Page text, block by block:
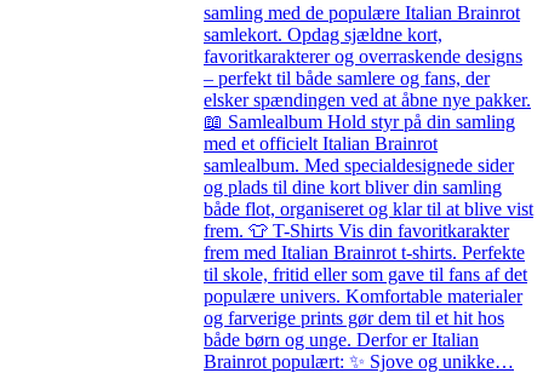
samling med de populære Italian Brainrot
samlekort. Opdag sjældne kort,
favoritkarakterer og overraskende designs
– perfekt til både samlere og fans, der
elsker spændingen ved at åbne nye pakker.
📖 Samlealbum Hold styr på din samling
med et officielt Italian Brainrot
samlealbum. Med specialdesignede sider
og plads til dine kort bliver din samling
både flot, organiseret og klar til at blive vist
frem. 👕 T-Shirts Vis din favoritkarakter
frem med Italian Brainrot t-shirts. Perfekte
til skole, fritid eller som gave til fans af det
populære univers. Komfortable materialer
og farverige prints gør dem til et hit hos
både børn og unge. Derfor er Italian
Brainrot populært: ✨ Sjove og unikke…